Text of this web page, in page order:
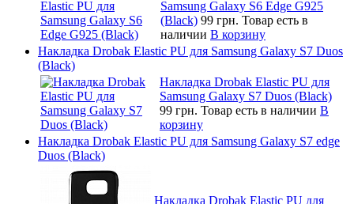
Samsung Galaxy S6 Edge G925
(Black) 99 грн. Товар есть в
наличии В корзину
Накладка Drobak Elastic PU для Samsung Galaxy S7 Duos
(Black)
Накладка Drobak Elastic PU для
Samsung Galaxy S7 Duos (Black)
99 грн. Товар есть в наличии В
корзину
Накладка Drobak Elastic PU для Samsung Galaxy S7 edge
Duos (Black)
Накладка Drobak Elastic PU для